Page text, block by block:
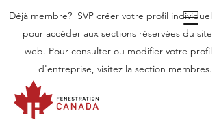
Déjà membre? SVP créer votre profil individuel
pour accéder aux sections réservées du site
web. Pour consulter ou modifier votre profil
d'entreprise, visitez la section membres.